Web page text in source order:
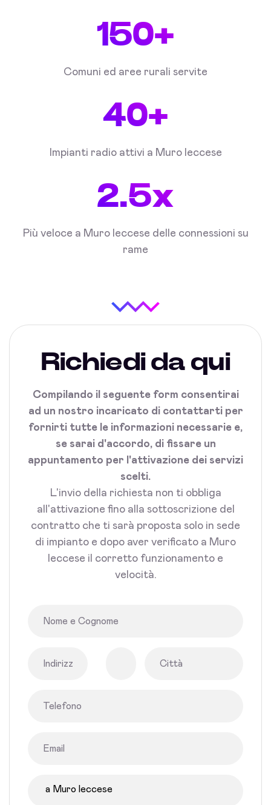
150+
Comuni ed aree rurali servite
40+
Impianti radio attivi a Muro leccese
2.5x
Più veloce a Muro leccese delle connessioni su
rame
Richiedi da qui
Compilando il seguente form consentirai
ad un nostro incaricato di contattarti per
fornirti tutte le informazioni necessarie e,
se sarai d'accordo, di fissare un
appuntamento per l'attivazione dei servizi
scelti.
L'invio della richiesta non ti obbliga
all'attivazione fino alla sottoscrizione del
contratto che ti sarà proposta solo in sede
di impianto e dopo aver verificato a Muro
leccese il corretto funzionamento e
velocità.